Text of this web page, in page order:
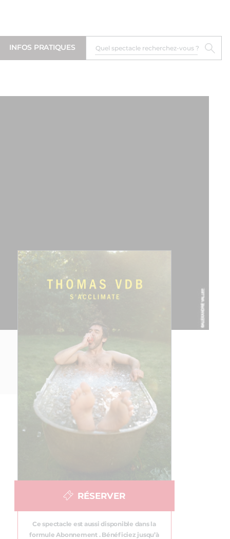
INFOS PRATIQUES
RÉSERVER
Ce spectacle est aussi disponible dans la
formule Abonnement . Bénéficiez jusqu’à